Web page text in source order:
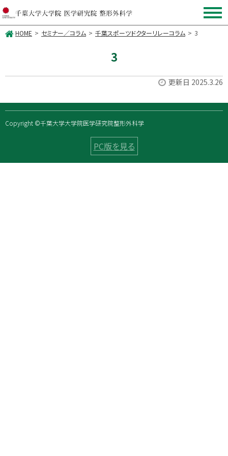
HOME セミナー／コラム 千葉スポーツドクターリレーコラム 3
3
更新日 2025.3.26
Copyright ©千葉大学大学院医学研究院整形外科学
PC版を見る